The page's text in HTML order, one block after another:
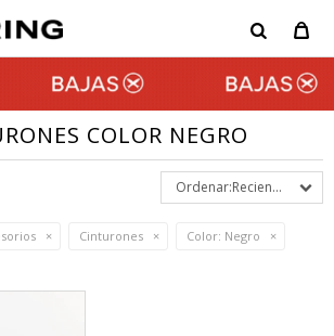
COLOR NEGRO
Recientes
Cinturones Color: Negro